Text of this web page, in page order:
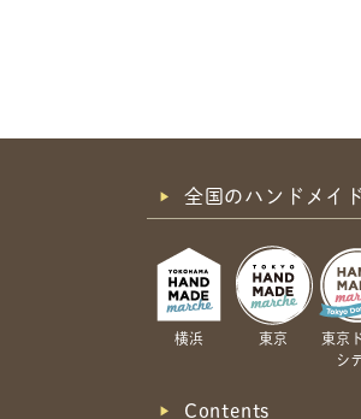
全国のハンドメイ
横浜 東京
東京
シ
Contents